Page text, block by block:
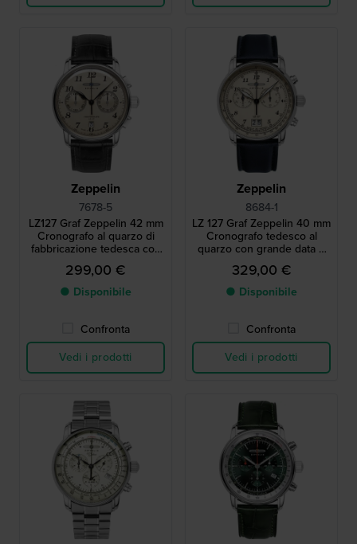
Zeppelin
7678-5
LZ127 Graf Zeppelin 42 mm
Cronografo al quarzo di
fabbricazione tedesca con
data
299,00 €
● Disponibile
Confronta
Vedi i prodotti
Zeppelin
8684-1
LZ 127 Graf Zeppelin 40 mm
Cronografo tedesco al
quarzo con grande data e
movimento svizzero
329,00 €
● Disponibile
Confronta
Vedi i prodotti